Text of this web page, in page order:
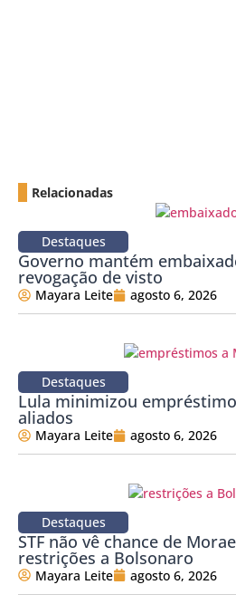
Relacionadas
Destaques
Governo mantém
revogação de visto
Mayara Leite agosto 6, 2026
Destaques
Lula minimizou
aliados
Mayara Leite agosto 6, 2026
Destaques
STF não vê chance de
restrições a Bolsonaro
Mayara Leite agosto 6, 2026